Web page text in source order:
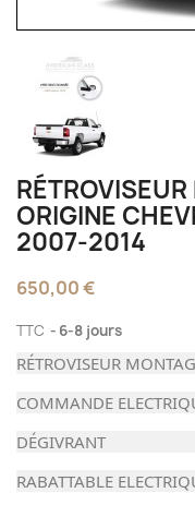
ORIGINE
2007-2014
650,00 €
TTC 6-8 jours
RÉTROVISEUR
COMMANDE
DÉGIVRANT
RABATTABLE